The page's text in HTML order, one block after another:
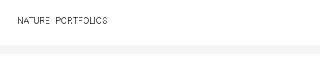
NATURE PORTFOLIOS